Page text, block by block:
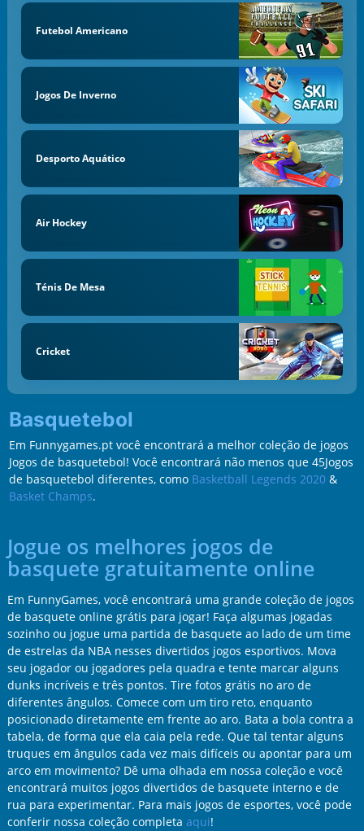
Futebol Americano
Jogos De Inverno
Desporto Aquático
Air Hockey
Ténis De Mesa
Cricket
Basquetebol
Em Funnygames.pt você encontrará a melhor coleção de jogos
Jogos de basquetebol! Você encontrará não menos que 45Jogos
de basquetebol diferentes, como Basketball Legends 2020 &
Basket Champs.
Jogue os melhores jogos de
basquete gratuitamente online
Em FunnyGames, você encontrará uma grande coleção de jogos
de basquete online grátis para jogar! Faça algumas jogadas
sozinho ou jogue uma partida de basquete ao lado de um time
de estrelas da NBA nesses divertidos jogos esportivos. Mova
seu jogador ou jogadores pela quadra e tente marcar alguns
dunks incríveis e três pontos. Tire fotos grátis no aro de
diferentes ângulos. Comece com um tiro reto, enquanto
posicionado diretamente em frente ao aro. Bata a bola contra a
tabela, de forma que ela caia pela rede. Que tal tentar alguns
truques em ângulos cada vez mais difíceis ou apontar para um
arco em movimento? Dê uma olhada em nossa coleção e você
encontrará muitos jogos divertidos de basquete interno e de
rua para experimentar. Para mais jogos de esportes, você pode
conferir nossa coleção completa aqui!